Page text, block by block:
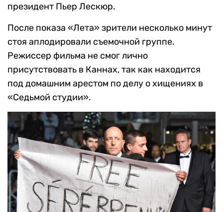
президент Пьер Лескюр.
После показа «Лета» зрители несколько минут
стоя аплодировали съемочной группе.
Режиссер фильма не смог лично
присутствовать в Каннах, так как находится
под домашним арестом по делу о хищениях в
«Седьмой студии».